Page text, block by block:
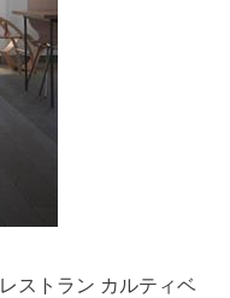
ストラン カルティベ